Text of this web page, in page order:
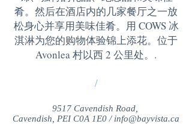
肴。然后在酒店内的几家餐厅之一放
松身心并享用美味佳肴。用 COWS 冰
淇淋为您的购物体验锦上添花。位于
Avonlea 村以西 2 公里处。 .
/
9517 Cavendish Road,
Cavendish, PEI C0A 1E0 / info@bayvista.ca